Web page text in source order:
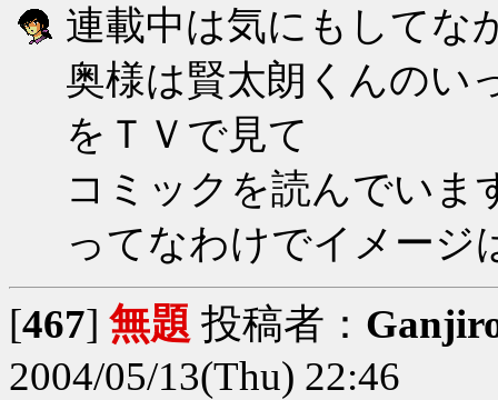
連載中は気にもしてな
奥様は賢太朗くんのい
をＴＶで見て
コミックを読んでいま
ってなわけでイメージ
[467] 無題 投稿者：
2004/05/13(Thu) 22:46